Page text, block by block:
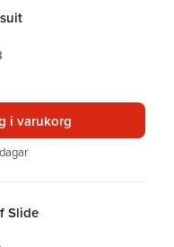
i varukorg
Slide